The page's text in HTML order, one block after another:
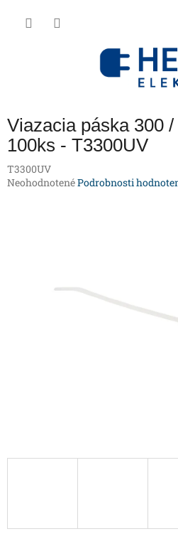
Viazacia páska 300
100ks - T3300UV
T3300UV
Priemerné
NeohodnotenéPodrobnosti